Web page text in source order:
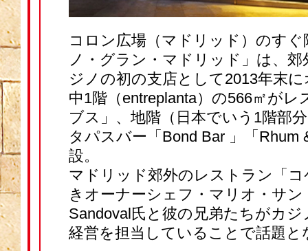
コロン広場（マドリッド）のす
ノ・グラン・マドリッド」は、
ジノの初の支店として2013年末
中1階（entreplanta）の566㎡が
ブス」、地階（日本でいう1階部
タパスバー「Bond Bar 」「Rhum
設。
マドリッド郊外のレストラン「コ
きオーナーシェフ・マリオ・サン
Sandoval氏と彼の兄弟たちがカ
経営を担当していることで話題と